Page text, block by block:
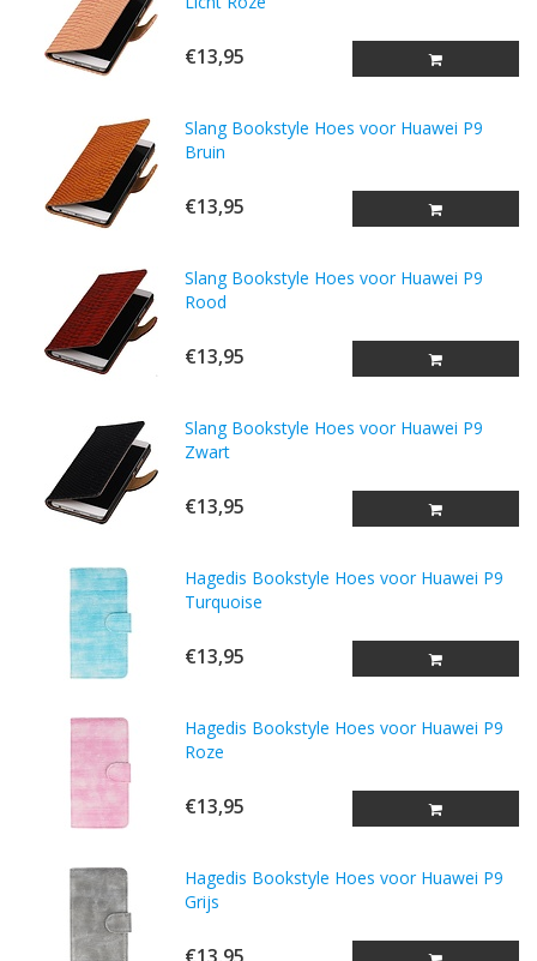
€13,95
Slang Bookstyle Hoes voor Huawei P9
Bruin
€13,95
Slang Bookstyle Hoes voor Huawei P9
Rood
€13,95
Slang Bookstyle Hoes voor Huawei P9
Zwart
€13,95
Hagedis Bookstyle Hoes voor Huawei P9
Turquoise
€13,95
Hagedis Bookstyle Hoes voor Huawei P9
Roze
€13,95
Hagedis Bookstyle Hoes voor Huawei P9
Grijs